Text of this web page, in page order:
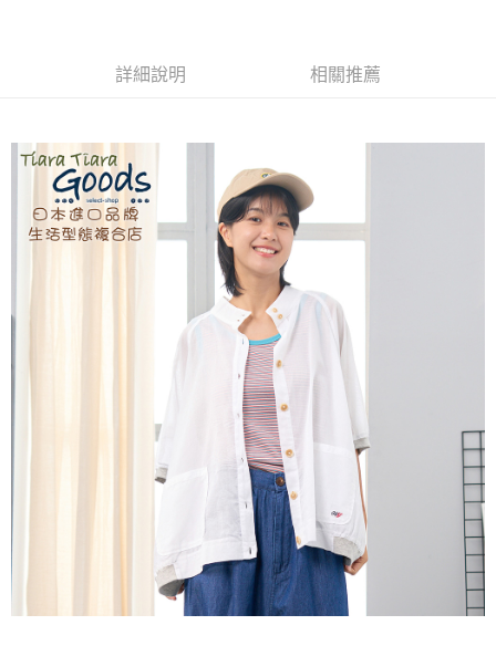
AFTEE先享後付是「在收到商品之後才付款」的支付方式。 讓您購物簡單
３．安心：先確認商品／服務後，再付款。
【「AFTEE先享後付」結帳流程】
１．於結帳方式選擇「AFTEE先享後付」後，將跳轉至「AFTEE先享後付」
結帳頁面，進行簡訊認證並確認金額後，即可完成結帳。
２．訂單成立數日內，您將收到繳費通知簡訊。
３．收到繳費通知簡訊後14天內，點擊此簡訊中的連結，可透過四大超商／
ATM／網路銀行／等多元方式進行付款，方視為交易完成。
※ 請注意：結帳手續完成當下不需立刻繳費，但若您需要取消訂單，請聯絡
購買商品的店家。未經商家同意取消之訂單仍視為有效，需透過AFTEE先享
※ 交易是否成功請以「AFTEE先享後付 」之結帳頁面顯示為準，若有關於
是否繳費成功／繳費後需取消欲退款等相關疑問，請聯繫「AFTEE先享後付
https://netprotections.freshdesk.com/support/home
１．透過由恩沛科技股份有限公司提供之「AFTEE先享後付」服務完成之交
易，需依本服務之必要範圍內提供個人資料，並將交易相關給付款項請求債
２．關於個人資料處理事宜，請瀏覽以下網址：
https://aftee.tw/terms/#terms3
３．未成年的使用者請事先徵得法定代理人或監護人之同意方可使用
「AFTEE先享後付」，若未經同意申辦者引起之損失，本公司不負相關責
全家取貨付款
每筆NT$60，滿NT$1,800(含以上)免運費
付款後全家取貨
每筆NT$60，滿NT$1,800(含以上)免運費
每筆NT$60，滿NT$2,000(含以上)免運費
每筆NT$60，滿NT$2,000(含以上)免運費
黑貓宅急便(包裹尺寸60cm以下)
每筆NT$100，滿NT$2,000(含以上)免運費
每筆NT$140，滿NT$2,000(含以上)免運費
詳細說明 相關推薦